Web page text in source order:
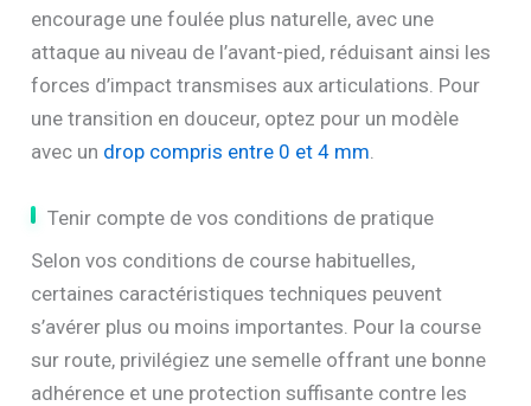
encourage une foulée plus naturelle, avec une
attaque au niveau de l’avant-pied, réduisant ainsi les
forces d’impact transmises aux articulations. Pour
une transition en douceur, optez pour un modèle
avec un drop compris entre 0 et 4 mm.
Tenir compte de vos conditions de pratique
Selon vos conditions de course habituelles,
certaines caractéristiques techniques peuvent
s’avérer plus ou moins importantes. Pour la course
sur route, privilégiez une semelle offrant une bonne
adhérence et une protection suffisante contre les